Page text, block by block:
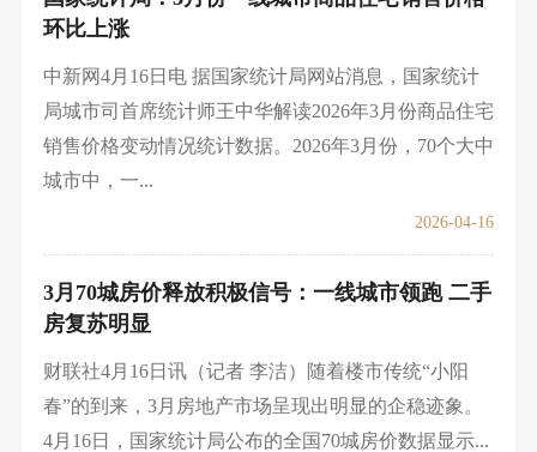
环比上涨
中新网4月16日电 据国家统计局网站消息，国家统计
局城市司首席统计师王中华解读2026年3月份商品住宅
销售价格变动情况统计数据。2026年3月份，70个大中
城市中，一...
2026-04-16
3月70城房价释放积极信号：一线城市领跑 二手
房复苏明显
财联社4月16日讯（记者 李洁）随着楼市传统“小阳
春”的到来，3月房地产市场呈现出明显的企稳迹象。
4月16日，国家统计局公布的全国70城房价数据显示...